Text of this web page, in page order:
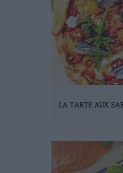
LA TARTE AUX